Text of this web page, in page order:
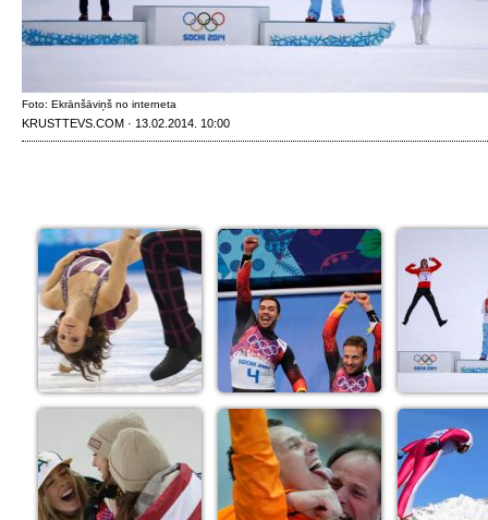
Foto: Ekrānšāviņš no interneta
KRUSTTEVS.COM · 13.02.2014. 10:00